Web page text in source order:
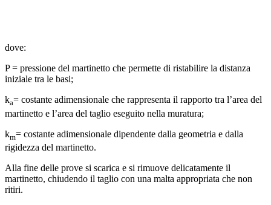
dove:
P = pressione del martinetto che permette di ristabilire la distanza
iniziale tra le basi;
ka= costante adimensionale che rappresenta il rapporto tra l’area del
martinetto e l’area del taglio eseguito nella muratura;
km= costante adimensionale dipendente dalla geometria e dalla
rigidezza del martinetto.
Alla fine delle prove si scarica e si rimuove delicatamente il
martinetto, chiudendo il taglio con una malta appropriata che non
ritiri.